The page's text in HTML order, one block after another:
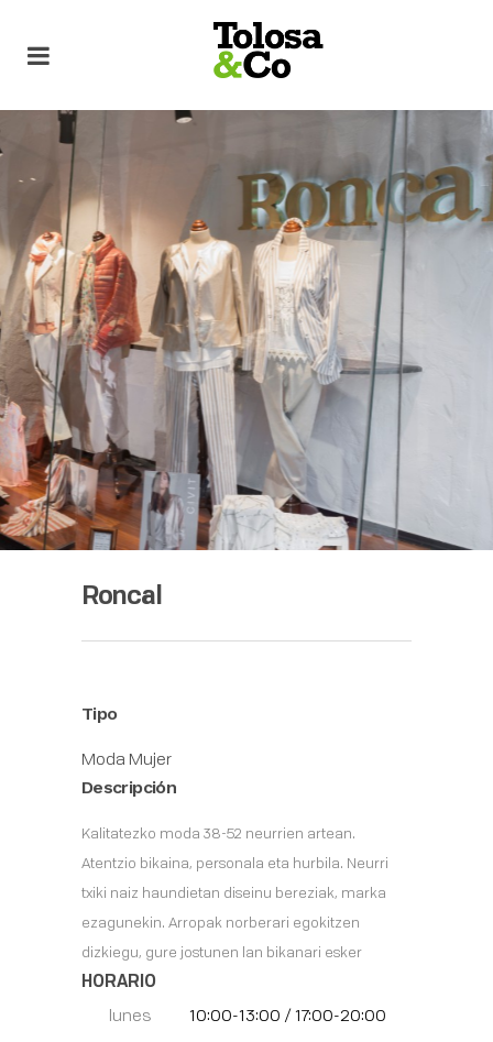
Roncal
Tipo
Moda Mujer
Descripción
Kalitatezko moda 38-52 neurrien artean.
Atentzio bikaina, personala eta hurbila. Neurri
txiki naiz haundietan diseinu bereziak, marka
ezagunekin. Arropak norberari egokitzen
dizkiegu, gure jostunen lan bikanari esker
HORARIO
lunes
10:00-13:00 / 17:00-20:00